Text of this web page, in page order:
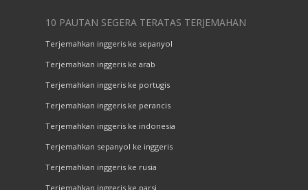
10 PAUTAN SEGERA TERATAS TERJEMAHAN
Terjemahkan inggeris ke sepanyol
Terjemahkan inggeris ke arab
Terjemahkan inggeris ke portugis
Terjemahkan inggeris ke perancis
Terjemahkan inggeris ke indonesia
Terjemahkan sepanyol ke inggeris
Terjemahkan inggeris ke rusia
Terjemahkan inggeris ke parsi